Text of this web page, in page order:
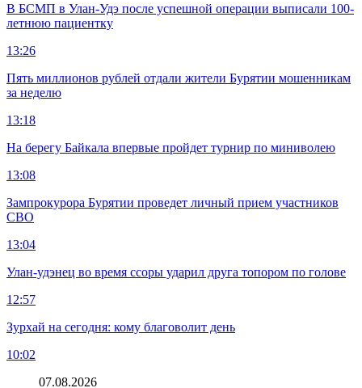
В БСМП в Улан-Удэ после успешной операции выписали 100-
летнюю пациентку
13:26
Пять миллионов рублей отдали жители Бурятии мошенникам
за неделю
13:18
На берегу Байкала впервые пройдет турнир по миниволею
13:08
Зампрокурора Бурятии проведет личный прием участников
СВО
13:04
Улан-удэнец во время ссоры ударил друга топором по голове
12:57
Зурхай на сегодня: кому благоволит день
10:02
07.08.2026